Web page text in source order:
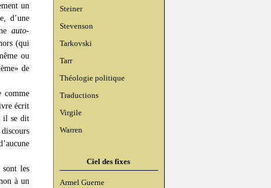
Steiner
Stevenson
Tarkovski
Tarr
Théologie politique
Traductions
Virgile
Warren
Ciel des fixes
Armel Guerne
un
d’une
auto-
(qui
ou
de
comme
écrit
il se dit
les
à un